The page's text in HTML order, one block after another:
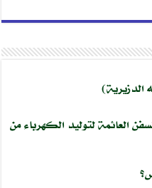
الدزيرية)
العائمة لتوليد الكهرباء من